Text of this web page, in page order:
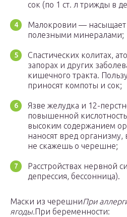
сок (по 1 ст. л трижды в
Малокровии —
полезными минералами;
Спастических колитах,
запорах и других
кишечного тракта.
приносят компоты и сок;
Язве желудка и 12-
повышенной
высоким содержанием
наносят вред организму,
не скажешь о черешне;
Расстройствах нервной
депрессия, бессонница).
Маски из черешниПри
ягоды.При беременности: